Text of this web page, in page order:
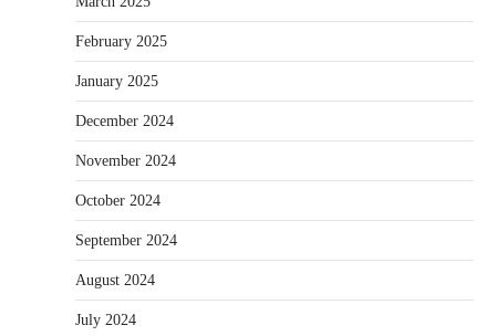
February 2025
January 2025
December 2024
November 2024
October 2024
September 2024
August 2024
July 2024